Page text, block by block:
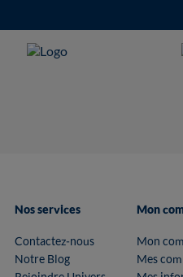
Nos services
Contactez-nous
Notre Blog
Mon
Mon
Mes